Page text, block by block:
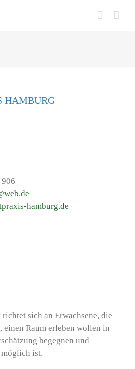
HAMBURG
hamburg.de
sich an Erwachsene, die
einen Raum erleben wollen in
begegnen und
möglich ist.